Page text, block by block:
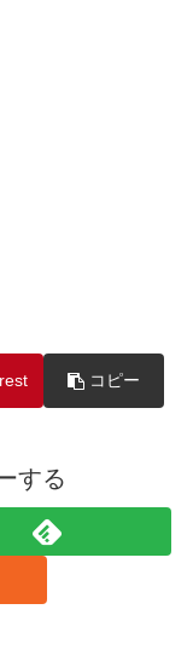
コピー
する